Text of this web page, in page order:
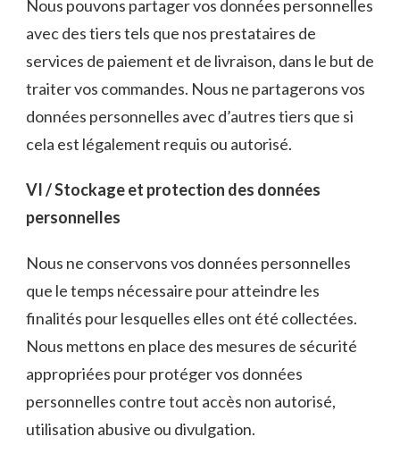
Nous pouvons partager vos données personnelles
avec des tiers tels que nos prestataires de
services de paiement et de livraison, dans le but de
traiter vos commandes. Nous ne partagerons vos
données personnelles avec d’autres tiers que si
cela est légalement requis ou autorisé.
VI / Stockage et protection des données
personnelles
Nous ne conservons vos données personnelles
que le temps nécessaire pour atteindre les
finalités pour lesquelles elles ont été collectées.
Nous mettons en place des mesures de sécurité
appropriées pour protéger vos données
personnelles contre tout accès non autorisé,
utilisation abusive ou divulgation.